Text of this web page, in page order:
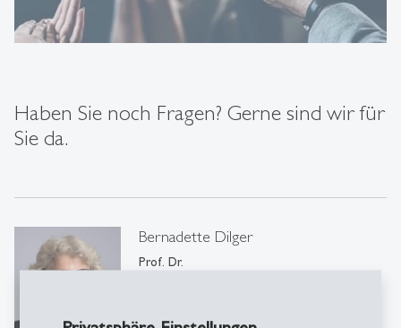
Haben Sie noch Fragen? Gerne sind wir für
Sie da.
Bernadette Dilger
Prof. Dr.
IWP-HSG